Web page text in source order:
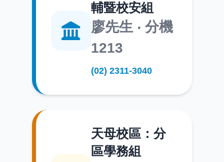
輔暨校安組
廖先生 ‧ 分機
1213
(02) 2311-3040
天母校區：分
區學務組